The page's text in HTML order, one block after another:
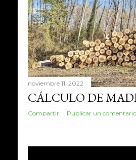
noviembre 11, 2022
CÁLCULO DE
Compartir Publicar un comentario